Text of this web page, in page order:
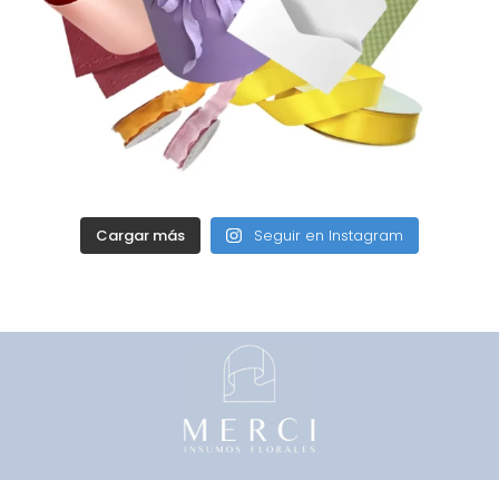
Cargar más Seguir en Instagram